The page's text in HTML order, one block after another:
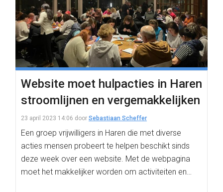
Website moet hulpacties in Haren
stroomlijnen en vergemakkelijken
23 april 2023 14:06 door Sebastiaan Scheffer
Een groep vrijwilligers in Haren die met diverse
acties mensen probeert te helpen beschikt sinds
deze week over een website. Met de webpagina
moet het makkelijker worden om activiteiten en…